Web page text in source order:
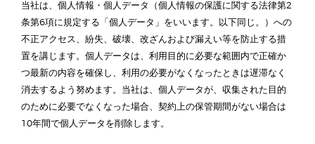
当社は、個人情報・個人データ（個人情報の保護に関する法律第2
条第6項に規定する「個人データ」をいいます。以下同じ。）への
不正アクセス、紛失、破壊、改ざんおよび漏えい等を防止する措
置を講じます。個人データは、利用目的に必要な範囲内で正確か
つ最新の内容を確保し、利用の必要がなくなったときは遅滞なく
消去するよう努めます。当社は、個人データが、収集された目的
のために必要でなくなった場合、契約上の保管期間がない場合は
10年間で個人データを削除します。